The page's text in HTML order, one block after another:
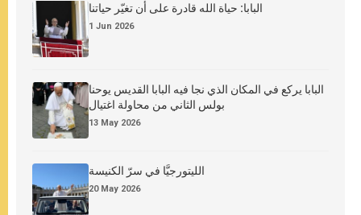
البابا: حياة الله قادرة على أن تغيّر حياتنا
1 Jun 2026
البابا يركع في المكان الذي نجا فيه البابا القديس يوحنا
بولس الثاني من محاولة اغتيال
13 May 2026
الليتورجيَّا في سرّ الكنيسة
20 May 2026